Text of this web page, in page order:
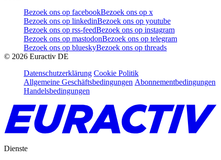
Bezoek ons op facebookBezoek ons op x
Bezoek ons op linkedinBezoek ons op youtube
Bezoek ons op rss-feedBezoek ons op instagram
Bezoek ons op mastodonBezoek ons op telegram
Bezoek ons op blueskyBezoek ons op threads
© 2026 Euractiv DE
Datenschutzerklärung Cookie Politik
Allgemeine Geschäftsbedingungen Abonnementbedingungen
Handelsbedingungen
Dienste